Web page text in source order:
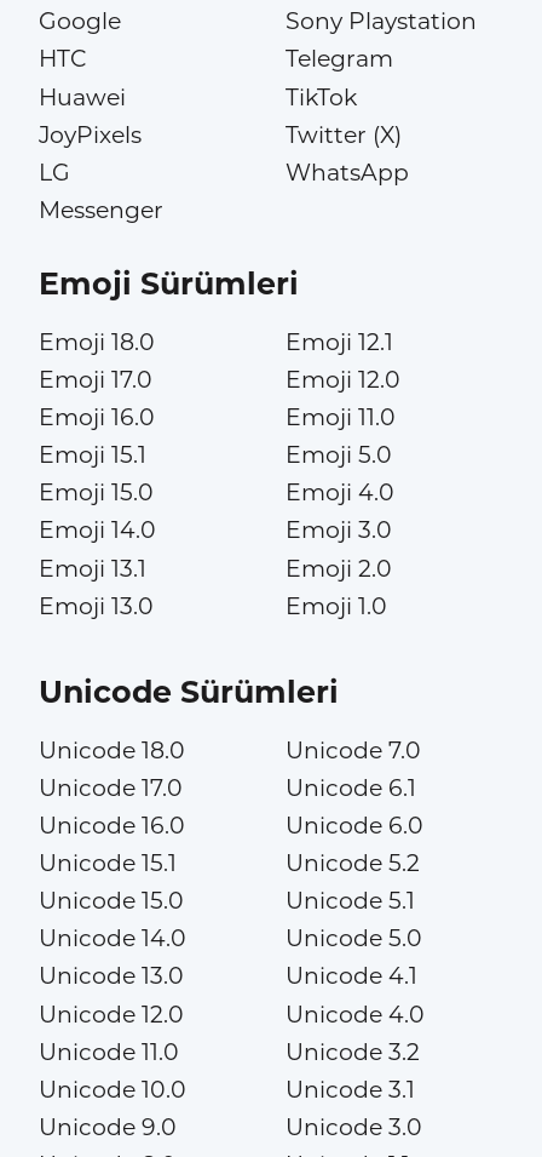
Google
HTC
Huawei
JoyPixels
LG
Messenger
Sony Playstation
Telegram
TikTok
Twitter (X)
WhatsApp
Emoji Sürümleri
Emoji 18.0
Emoji 17.0
Emoji 16.0
Emoji 15.1
Emoji 15.0
Emoji 14.0
Emoji 13.1
Emoji 13.0
Emoji 12.1
Emoji 12.0
Emoji 11.0
Emoji 5.0
Emoji 4.0
Emoji 3.0
Emoji 2.0
Emoji 1.0
Unicode Sürümleri
Unicode 18.0
Unicode 17.0
Unicode 16.0
Unicode 15.1
Unicode 15.0
Unicode 14.0
Unicode 13.0
Unicode 12.0
Unicode 11.0
Unicode 10.0
Unicode 9.0
Unicode 7.0
Unicode 6.1
Unicode 6.0
Unicode 5.2
Unicode 5.1
Unicode 5.0
Unicode 4.1
Unicode 4.0
Unicode 3.2
Unicode 3.1
Unicode 3.0